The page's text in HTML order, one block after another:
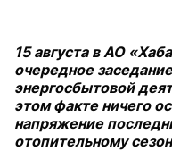
15 августа в АО
очередное
энергосбытовой
этом факте ничего
напряжение
отопительному